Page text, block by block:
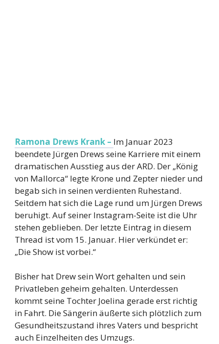
Ramona Drews Krank – Im Januar 2023
beendete Jürgen Drews seine Karriere mit einem
dramatischen Ausstieg aus der ARD. Der „König
von Mallorca“ legte Krone und Zepter nieder und
begab sich in seinen verdienten Ruhestand.
Seitdem hat sich die Lage rund um Jürgen Drews
beruhigt. Auf seiner Instagram-Seite ist die Uhr
stehen geblieben. Der letzte Eintrag in diesem
Thread ist vom 15. Januar. Hier verkündet er:
„Die Show ist vorbei.“
Bisher hat Drew sein Wort gehalten und sein
Privatleben geheim gehalten. Unterdessen
kommt seine Tochter Joelina gerade erst richtig
in Fahrt. Die Sängerin äußerte sich plötzlich zum
Gesundheitszustand ihres Vaters und bespricht
auch Einzelheiten des Umzugs.